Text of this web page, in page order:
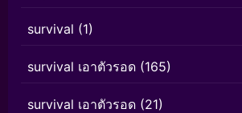
survival (1)
survival เอาตัวรอด (165)
survival เอาตัวรอด (21)